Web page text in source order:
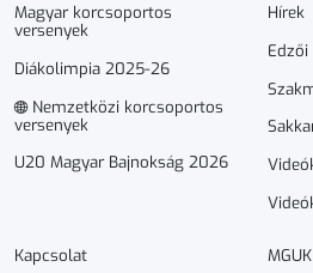
Magyar korcsoportos
versenyek
Diákolimpia 2025-26
Nemzetközi korcsoportos
versenyek
U20 Magyar Bajnokság 2026
Hírek
Edzői
Kapcsolat
MGUK